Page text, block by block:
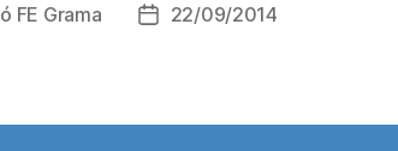
FE Grama
Fecha22/09/2014